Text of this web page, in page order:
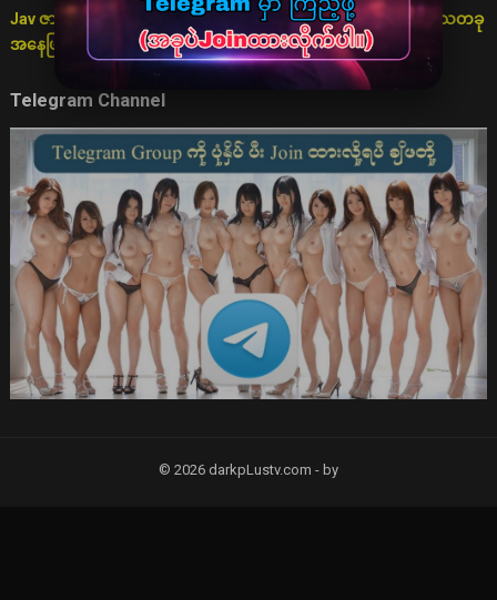
Jav ဇာတ်လမ်းများသည် စိတ်ကူးဖြင့်သာ ပုံဖော်ထားသောကြောင့် ရသတခု
အနေဖြင့်သာ ကြည့်ရှုရန် မေတ္တာရပ်ခံအပ်ပါသည်။
Telegram Channel
© 2026 darkpLustv.com - by